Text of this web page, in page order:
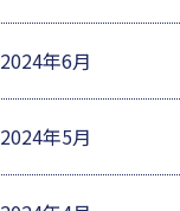
2024年6月
2024年5月